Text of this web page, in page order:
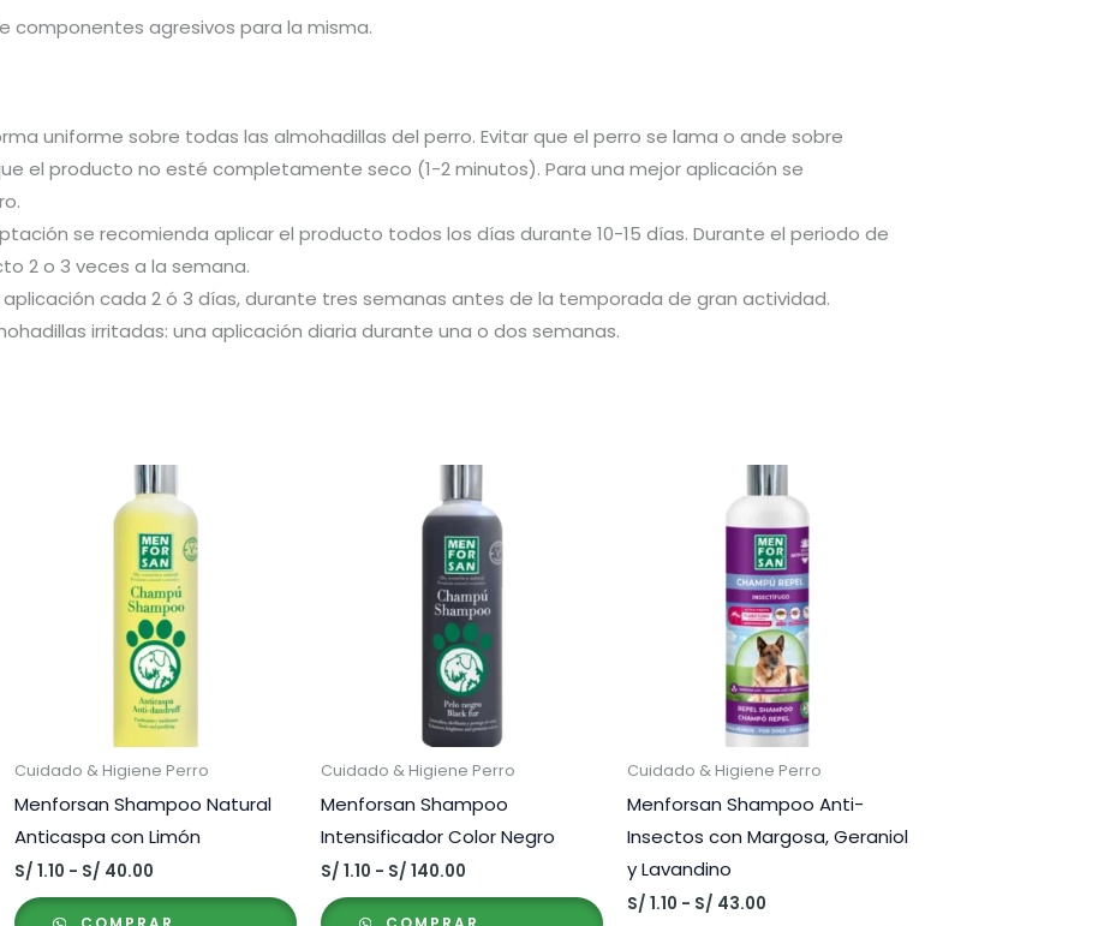
componentes agresivos para la misma.
uniforme sobre todas las almohadillas del perro. Evitar que el perro se lama o ande sobre
el producto no esté completamente seco (1-2 minutos). Para una mejor aplicación se
se recomienda aplicar el producto todos los días durante 10-15 días. Durante el periodo de
2 o 3 veces a la semana.
cada 2 ó 3 días, durante tres semanas antes de la temporada de gran actividad.
irritadas: una aplicación diaria durante una o dos semanas.
Cuidado & Higiene Perro
Menforsan Shampoo Natural
Anticaspa con Limón
S/ 1.10 - S/ 40.00
Cuidado & Higiene Perro
Menforsan Shampoo
Intensificador Color Negro
S/ 1.10 - S/ 140.00Rango
Cuidado & Higiene Perro
Menforsan Shampoo Anti-
Insectos con Margosa, Geraniol
y Lavandino
S/ 1.10 - S/ 43.00Rango